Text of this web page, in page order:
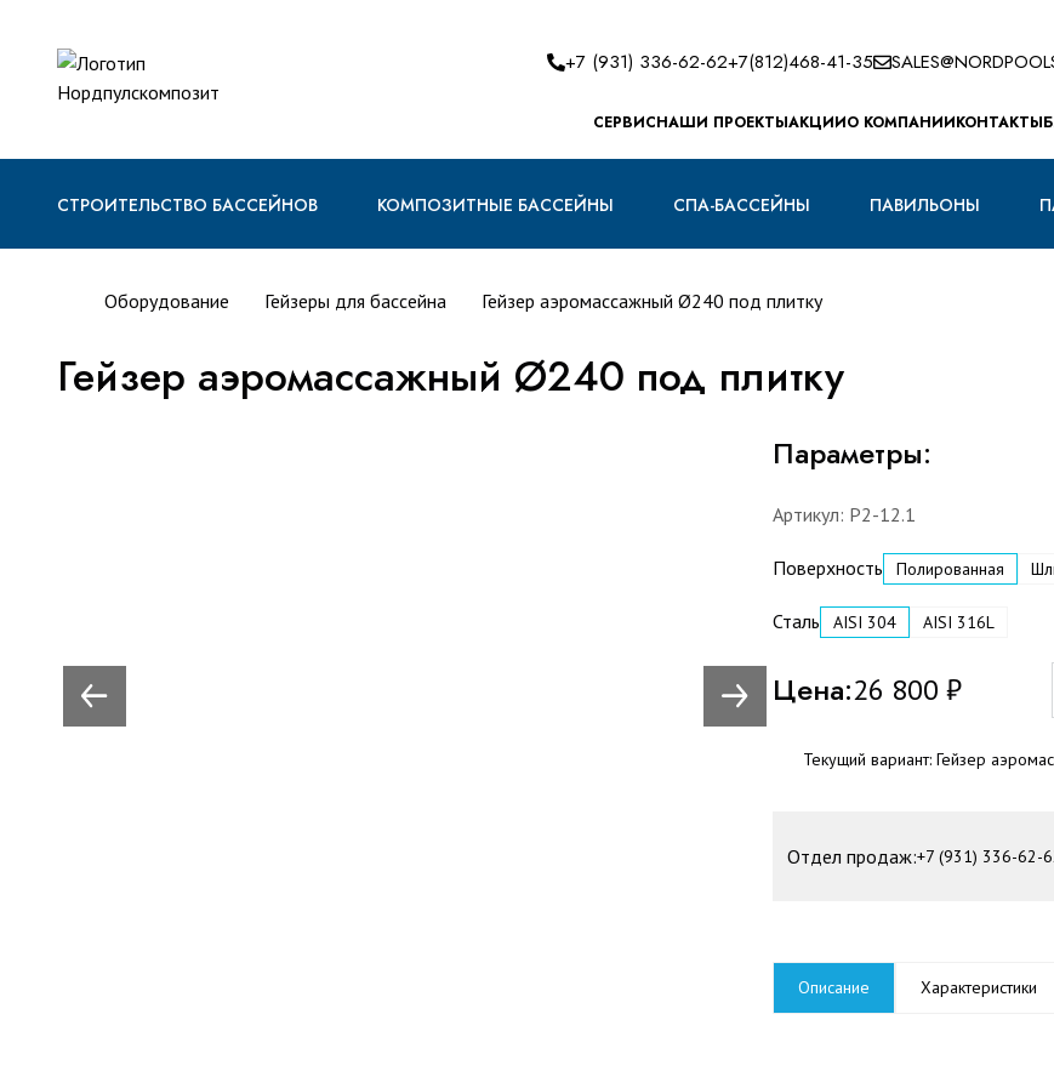
+7 (931) 336-62-62+7(812)468-41-35
CЕРВИСНАШИ ПРОЕКТЫАКЦИИО КОМПАНИИКОНТАКТЫ
СТРОИТЕЛЬСТВО БАССЕЙНОВ КОМПОЗИТНЫЕ БАССЕЙНЫ СПА-БАССЕЙНЫ ПАВИЛЬОНЫ
Оборудование Гейзеры для бассейна Гейзер аэромассажный Ø240 под плитку
Гейзер аэромассажный Ø240 под плитку
Параметры:
Артикул: Р2-12.1
Поверхность Полированная
Сталь AISI 304 AISI 316L
Цена:26 800 ₽
Текущий вариант: Гейзер
Отдел продаж:+7 (931) 336-62-
Описание Характеристики